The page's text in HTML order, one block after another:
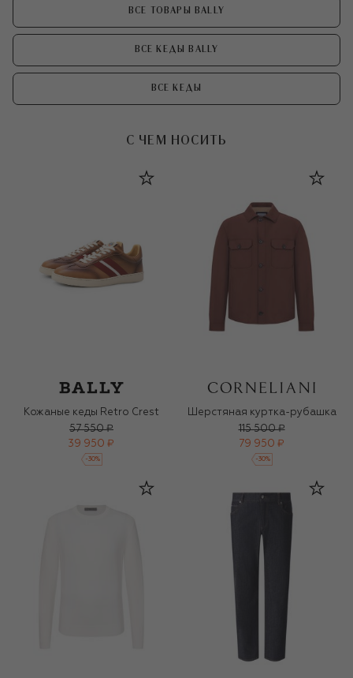
ВСЕ ТОВАРЫ BALLY
ВСЕ КЕДЫ BALLY
ВСЕ КЕДЫ
С ЧЕМ НОСИТЬ
Кожаные кеды Retro Crest
57 550 ₽
39 950 ₽
-30%
Шерстяная куртка-рубашка
115 500 ₽
79 950 ₽
-30%